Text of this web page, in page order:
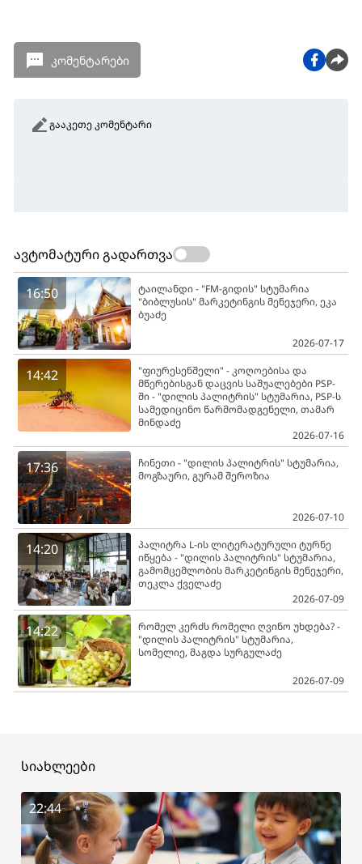
კომენტარები
გააკეთე კომენტარი
ავტომატური გადართვა
16:50
ტაილანდი - "FM-გიდის" სტუმარია
"ბიბლუსის" მარკეტინგის მენეჯერი, ეკა
ბუაძე
2026-07-17
14:42
"ფიურესენშელი" - კოღოებისა და
მწერებისგან დაცვის საშუალებები PSP-
ში - "დილის პალიტრის" სტუმარია, PSP-ს
სამედიცინო წარმომადგენელი, თამარ
მინდაძე
2026-07-16
17:36
ჩინეთი - "დილის პალიტრის" სტუმარია,
მოგზაური, გურამ შეროზია
2026-07-10
14:20
პალიტრა L-ის ლიტერატურული ტურნე
იწყება - "დილის პალიტრის" სტუმარია,
გამომცემლობის მარკეტინგის მენეჯერი,
თეკლა ქველაძე
2026-07-09
14:22
რომელ კერძს რომელი ღვინო უხდება? -
"დილის პალიტრის" სტუმარია,
სომელიე, მაგდა სურგულაძე
2026-07-09
სიახლეები
22:44